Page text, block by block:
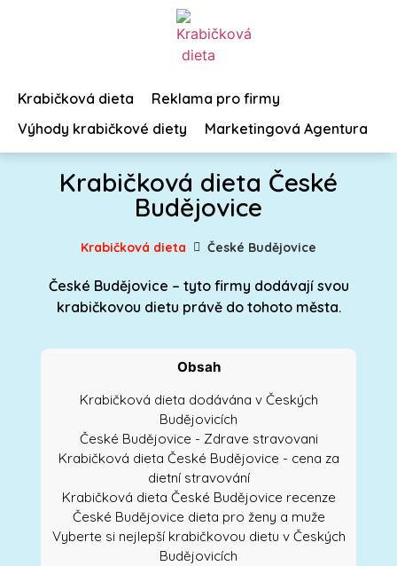
Krabičková dieta
Reklama pro firmy
Výhody krabičkové diety
Marketingová Agentura
Krabičková dieta České
Budějovice
Krabičková dieta České Budějovice
České Budějovice – tyto firmy dodávají svou
krabičkovou dietu právě do tohoto města.
Obsah
Krabičková dieta dodávána v Českých
Budějovicích
České Budějovice - Zdrave stravovani
Krabičková dieta České Budějovice - cena za
dietní stravování
Krabičková dieta České Budějovice recenze
České Budějovice dieta pro ženy a muže
Vyberte si nejlepší krabičkovou dietu v Českých
Budějovicích